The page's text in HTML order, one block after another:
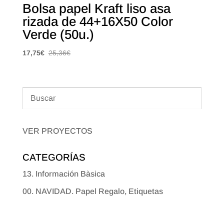
Bolsa papel Kraft liso asa
rizada de 44+16X50 Color
Verde (50u.)
17,75€ 25,36€
VER PROYECTOS
CATEGORÍAS
13. Información Bàsica
00. NAVIDAD. Papel Regalo, Etiquetas